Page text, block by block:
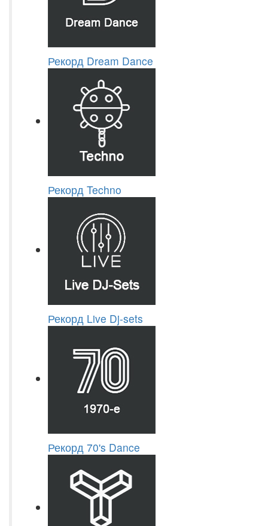
Рекорд Dream Dance
Рекорд Techno
Рекорд Live Dj-sets
Рекорд 70's Dance